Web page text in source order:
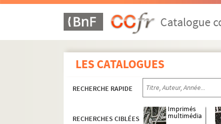
Catalogue
LES CATALOGUES
RECHERCHE RAPIDE
RECHERCHES CIBLÉES
Imprimés
multimédia